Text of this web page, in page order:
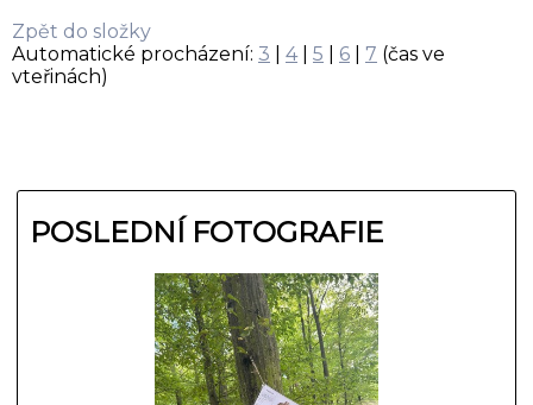
Zpět do složky
Automatické procházení: 3 4| 5 6 7 (čas ve
vteřinách)
POSLEDNÍ FOTOGRAFIE